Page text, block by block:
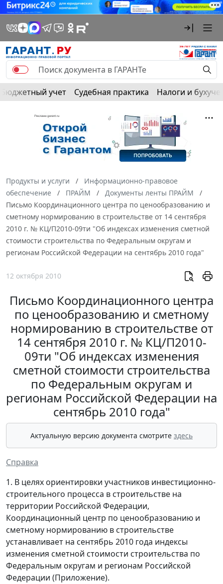
Бюджетный учет Судебная практика Налоги и
Продукты и услуги
Информационно-правовое
обеспечение
ПРАЙМ
Документы ленты ПРАЙМ
Письмо Координационного центра по ценообразованию и
сметному нормированию в строительстве от 14 сентября
2010 г. № КЦ/П2010-09ти "Об индексах изменения сметной
стоимости строительства по Федеральным округам и
регионам Российской Федерации на сентябрь 2010 года"
12 октября 2010
Письмо Координационного центра
по ценообразованию и сметному
нормированию в строительстве от
14 сентября 2010 г. № КЦ/П2010-
09ти "Об индексах изменения
сметной стоимости строительства
по Федеральным округам и
регионам Российской Федерации на
сентябрь 2010 года"
Актуальную версию документа смотрите здесь
Справка
1. В целях ориентировки участников инвестиционно-
строительного процесса в строительстве на
территории Российской Федерации,
Координационный центр по ценообразованию и
сметному нормированию в строительстве
устанавливает на сентябрь 2010 года индексы
изменения сметной стоимости строительства по
Федеральным округам и регионам Российской
Федерации (Приложение).